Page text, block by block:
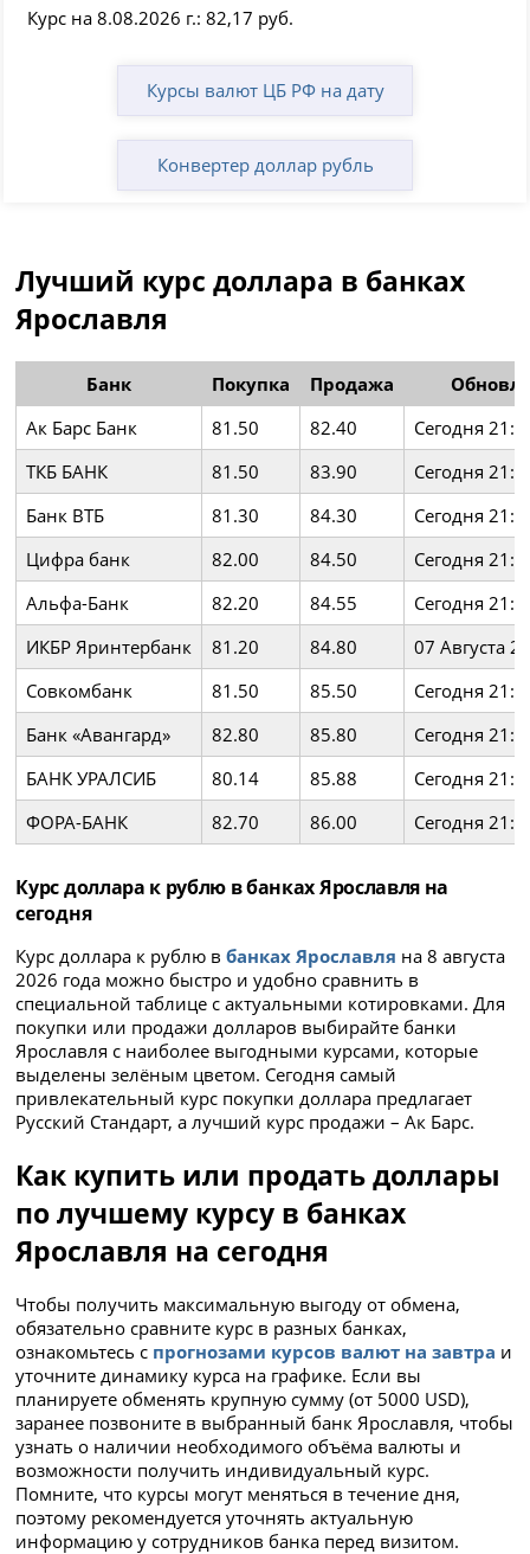
Курс на 8.08.2026 г.: 82,17 руб.
Курсы валют ЦБ РФ на дату
Конвертер доллар рубль
Лучший курс доллара в банках
Ярославля
Банк Покупка Продажа
Ак Барс Банк
81.50 82.40
Сегодня
ТКБ БАНК
81.50 83.90
Сегодня
Банк ВТБ
81.30 84.30
Сегодня
Цифра банк
82.00 84.50
Сегодня
Альфа-Банк
82.20 84.55
Сегодня
ИКБР Яринтербанк
81.20 84.80
07 Августа
Совкомбанк
81.50 85.50
Сегодня
Банк «Авангард»
82.80 85.80
Сегодня
БАНК УРАЛСИБ
80.14 85.88
Сегодня
ФОРА-БАНК
82.70 86.00 Сегодня
Курс доллара к рублю в банках Ярославля на
сегодня
Курс доллара к рублю вбанках Ярославля на 8 августа
2026 года можно быстро и удобно сравнить в
специальной таблице с актуальными котировками. Для
покупки или продажи долларов выбирайте банки
Ярославля с наиболее выгодными курсами, которые
выделены зелёным цветом. Сегодня самый
привлекательный курс покупки доллара предлагает
Русский Стандарт, а лучший курс продажи – Ак Барс.
Как купить или продать доллары
по лучшему курсу в банках
Ярославля на сегодня
Чтобы получить максимальную выгоду от обмена,
обязательно сравните курс в разных банках,
ознакомьтесь с прогнозами курсов валют на завтра и
уточните динамику курса на графике. Если вы
планируете обменять крупную сумму (от 5000 USD),
заранее позвоните в выбранный банк Ярославля, чтобы
узнать о наличии необходимого объёма валюты и
возможности получить индивидуальный курс.
Помните, что курсы могут меняться в течение дня,
поэтому рекомендуется уточнять актуальную
информацию у сотрудников банка перед визитом.